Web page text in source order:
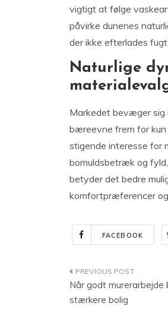
vigtigt at følge
påvirke dunenes
der ikke efterlades
Naturlige
Markedet bevæger sig
bæreevne frem for kun
stigende interesse for
bomuldsbetræk og
betyder det bedre
komfortpræferencer
FACEBOOK
Når godt
stærkere bolig